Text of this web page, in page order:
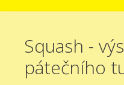
Squash -
pátečního